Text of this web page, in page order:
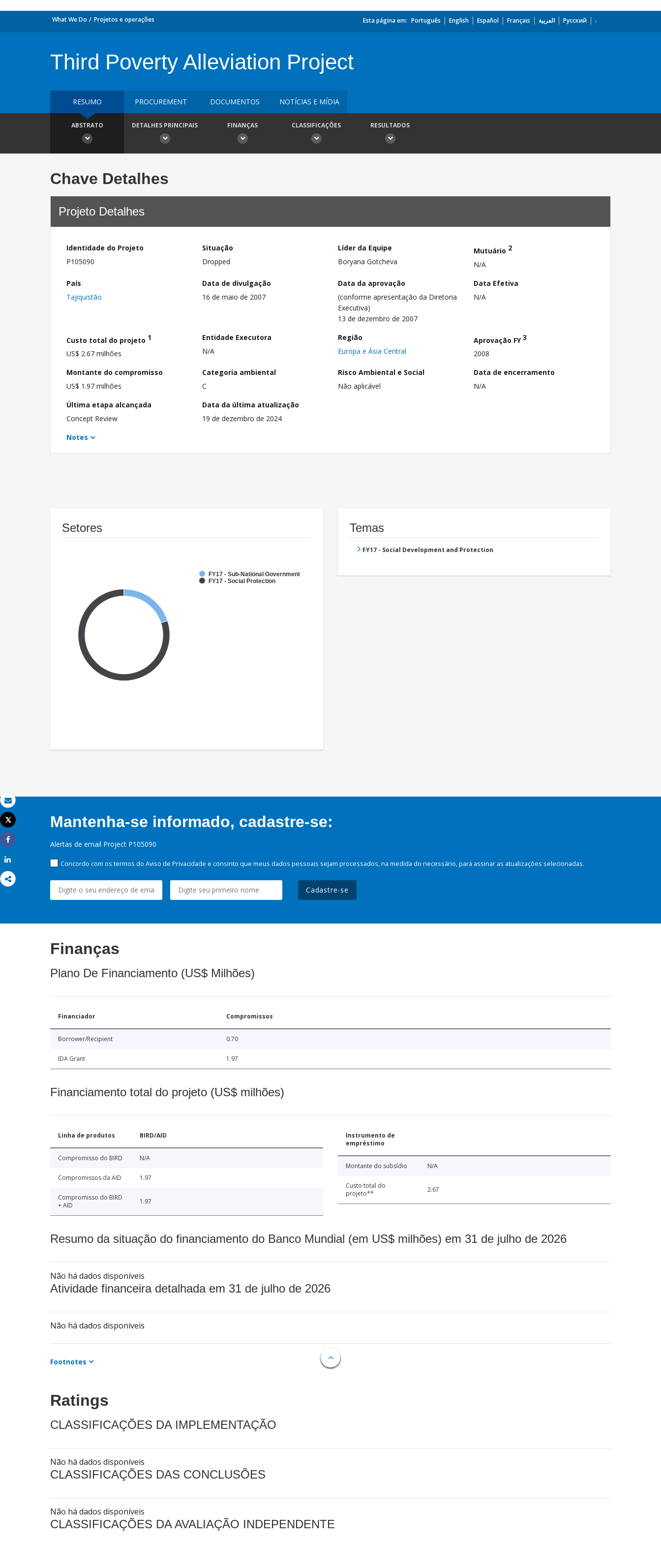
Email
Imprimir
Tweet
Share
What We Do Projetos e operações Esta página em: Português English Español Français العربية Русский
Third Poverty Alleviation Project
RESUMO PROCUREMENT DOCUMENTOS NOTÍCIAS E MÍDIA
ABSTRATO DETALHES PRINCIPAIS FINANÇAS CLASSIFICAÇÕES RESULTADOS
Chave Detalhes
Projeto Detalhes
Identidade do Projeto
P105090
Situação
Dropped
Líder da Equipe
Boryana Gotcheva
Mutuário 2
N/A
País
Tajiquistão
Data de divulgação
16 de maio de 2007
Data da aprovação
(conforme apresentação da Diretoria
Executiva)
13 de dezembro de 2007
Data Efetiva
N/A
Custo total do projeto 1
US$ 2.67 milhões
Entidade Executora
N/A
Região
Europa e Ásia Central
Aprovação FY3
2008
Montante do compromisso
US$ 1.97 milhões
Categoria ambiental
C
Risco Ambiental e Social
Não aplicável
Data de encerramento
N/A
Última etapa alcançada
Concept Review
Data da última atualização
19 de dezembro de 2024
Notes
Setores
FY17 - Sub-National Government
FY17 - Social Protection
Temas
FY17 - Social Development and Protection
Mantenha-se informado, cadastre-se:
Alertas de email Project P105090
Concordo com os termos do Aviso de Privacidade e consinto que meus dados pessoais sejam processados, na medida do necessário, para assinar as atualizações selecionadas.
Cadastre-se
Finanças
Plano De Financiamento (US$ Milhões)
Financiador Compromissos
Borrower/Recipient 0.70
IDA Grant 1.97
Financiamento total do projeto (US$ milhões)
Linha de produtos BIRD/AID
Compromisso do BIRD N/A
Compromissos da AID 1.97
Compromisso do BIRD
+ AID
1.97
Instrumento de
empréstimo
Montante do subsídio N/A
Custo total do
projeto**
2.67
Resumo da situação do financiamento do Banco Mundial (em US$ milhões) em 31 de julho de 2026
Não há dados disponíveis
Atividade financeira detalhada em 31 de julho de 2026
Não há dados disponíveis
Footnotes
Ratings
CLASSIFICAÇÕES DA IMPLEMENTAÇÃO
Não há dados disponíveis
CLASSIFICAÇÕES DAS CONCLUSÕES
Não há dados disponíveis
CLASSIFICAÇÕES DA AVALIAÇÃO INDEPENDENTE